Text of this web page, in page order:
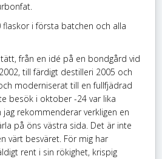
i första batchen och alla
från en idé på en bondgård vid
till färdigt destilleri 2005 och
moderniserat till en fullfjädrad
besök i oktober -24 var lika
rekommenderar verkligen en
på öns västra sida. Det är inte
värt besväret. För mig har
rent i sin rökighet, krispig